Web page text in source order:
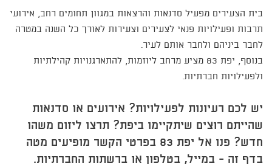
בית הצעירים מפעיל סדנאות והרצאות במגוון תחומים רחב, אירועי
תרבות ופעילויות פנאי לצעירים וצעירות לאורך כל השנה במטרה
לחבר ביניהם ולחבר אותם לעיר.
בנוסף, יפת 83 מציע מרחב ליוזמות, להתארגנויות קהילתיות
ולפעילויות חברתיות.
יש לכם רעיונות לפעילויות? אירועים או סדנאות
שהייתם רוצים שיתקיימו ביפת? תרצו ליזום משהו
חדש? פנו אל יפת 83 בפרטי הקשר מופיעים מטה
בדף זה - במייל, בטלפון או ברשתות החברתיות.​